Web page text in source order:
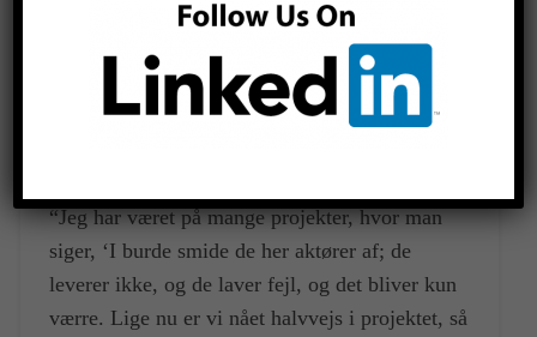
agere, hvis enkelte aktører ikke leverer det, de
skal. Han pointerer, at det i en praktisk
sammenhæng ofte ikke er nok at have juraen på
sin side, hvis man for eksempel er under et
“Jeg har været på mange projekter, hvor man
siger, ‘I burde smide de her aktører af; de
leverer ikke, og de laver fejl, og det bliver kun
værre. Lige nu er vi nået halvvejs i projektet, så